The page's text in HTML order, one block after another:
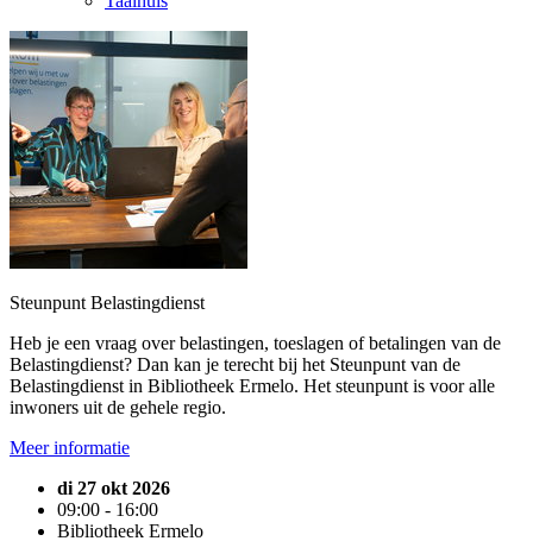
Steunpunt Belastingdienst
Heb je een vraag over belastingen, toeslagen of betalingen van de
Belastingdienst? Dan kan je terecht bij het Steunpunt van de
Belastingdienst in Bibliotheek Ermelo. Het steunpunt is voor alle
inwoners uit de gehele regio.
Meer informatie
di 27 okt 2026
09:00 - 16:00
Bibliotheek Ermelo